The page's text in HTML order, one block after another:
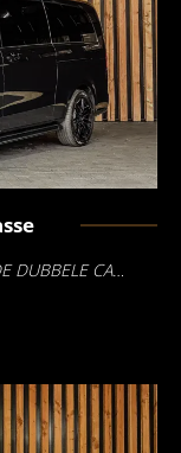
300D 4MATIC EXTRA LANG AVANTGARDE DUBBELE CABINE